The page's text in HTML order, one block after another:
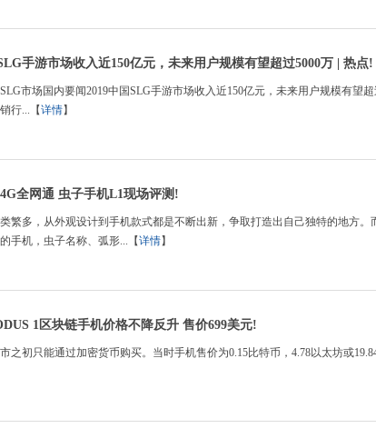
手游市场收入近150亿元，未来用户规模有望超过5000万 | 热点!
市场国内要闻2019中国SLG手游市场收入近150亿元，未来用户规模有望
行...【详情】
全网通 虫子手机L1现场评测!
繁多，从外观设计到手机款式都是不断出新，争取打造出自己独特的地方
手机，虫子名称、弧形...【详情】
1区块链手机价格不降反升 售价699美元!
之初只能通过加密货币购买。当时手机售价为0.15比特币，4.78以太坊或